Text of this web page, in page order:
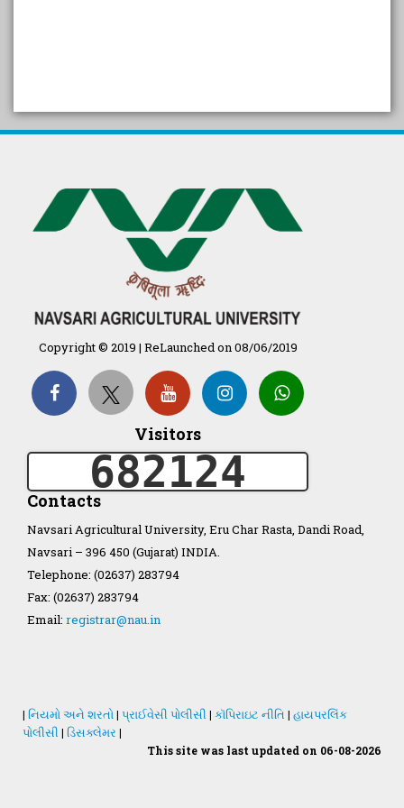
પ્રાકૃતિક કૃષિ (ખેતી)
દેશી ગાય આધારિત પ્રાકૃતિક ખેતી
गुणवत्ता युक्त कृषि-शिक्षा एक पहल" - भारतीय
कृषि अनुसंधान परिषद की 25वीं अखिल
Organization Structure
ખેડુત માર્ગદર્શિકા
Accreditation Certificate
NAU Statute(Revised)
Copyright © 2019 | ReLaunched on 08/06/2019
Visitors
682124
Contacts
Navsari Agricultural University, Eru Char Rasta, Dandi Road,
Navsari – 396 450 (Gujarat) INDIA.
Telephone: (02637) 283794
Fax: (02637) 283794
Email: registrar@nau.in
| નિયમો અને શરતો| પ્રાઈવેસી પોલીસી | કૉપિરાઇટ નીતિ | હાયપરલિંક
પોલીસી | ડિસક્લેમર |
This site was last updated on 06-08-2026